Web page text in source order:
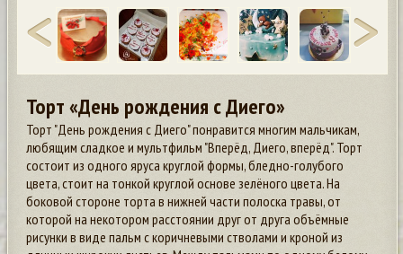
Торт «День рождения с Диего»
Торт "День рождения с Диего" понравится многим мальчикам,
любящим сладкое и мультфильм "Вперёд, Диего, вперёд". Торт
состоит из одного яруса круглой формы, бледно-голубого
цвета, стоит на тонкой круглой основе зелёного цвета. На
боковой стороне торта в нижней части полоска травы, от
которой на некотором расстоянии друг от друга объёмные
рисунки в виде пальм с коричневыми стволами и кроной из